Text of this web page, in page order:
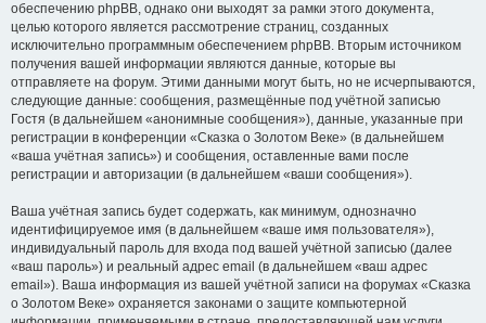
обеспечению phpBB, однако они выходят за рамки этого документа,
целью которого является рассмотрение страниц, созданных
исключительно программным обеспечением phpBB. Вторым источником
получения вашей информации являются данные, которые вы
отправляете на форум. Этими данными могут быть, но не исчерпываются,
следующие данные: сообщения, размещённые под учётной записью
Гостя (в дальнейшем «анонимные сообщения»), данные, указанные при
регистрации в конференции «Сказка о Золотом Веке» (в дальнейшем
«ваша учётная запись») и сообщения, оставленные вами после
регистрации и авторизации (в дальнейшем «ваши сообщения»).
Ваша учётная запись будет содержать, как минимум, однозначно
идентифицируемое имя (в дальнейшем «ваше имя пользователя»),
индивидуальный пароль для входа под вашей учётной записью (далее
«ваш пароль») и реальный адрес email (в дальнейшем «ваш адрес
email»). Ваша информация из вашей учётной записи на форумах «Сказка
о Золотом Веке» охраняется законами о защите компьютерной